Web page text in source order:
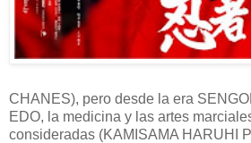
CHANES), pero desde la era
EDO, la medicina y las artes
consideradas (KAMISAMA HARUHI